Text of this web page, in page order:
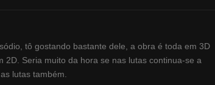
tô gostando bastante dele, a obra é toda em 3D
Seria muito da hora se nas lutas continua-se a
lutas também.